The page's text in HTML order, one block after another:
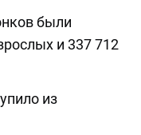
были
и 337 712
из